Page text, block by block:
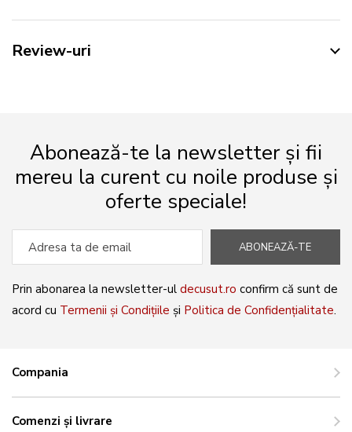
Review-uri
Abonează-te la newsletter și fii
mereu la curent cu noile produse și
oferte speciale!
ABONEAZĂ-TE
Prin abonarea la newsletter-ul decusut.ro confirm că sunt de
acord cu Termenii și Condițiile și Politica de Confidențialitate.
Compania
Comenzi și livrare